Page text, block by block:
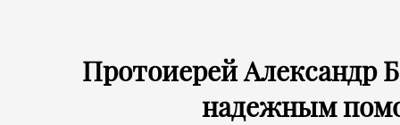
Протоиерей Александр
надежным